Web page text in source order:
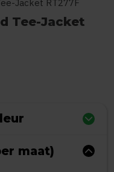
Jacket RT277F
Tee-Jacket
maat)